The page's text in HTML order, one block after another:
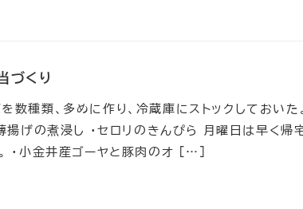
づくり
数種類、多めに作り、冷蔵庫にストックしておいた
揚げの煮浸し ・セロリのきんぴら 月曜日は早く帰
・小金井産ゴーヤと豚肉のオ […]